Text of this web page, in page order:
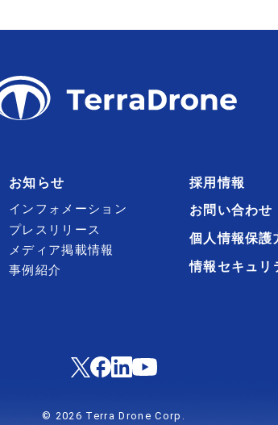
お知らせ
インフォメーション
プレスリリース
メディア掲載情報
事例紹介
採用情報
お問い合わせ
個人情報保護
情報セキュリ
© 2026 Terra Drone Corp.